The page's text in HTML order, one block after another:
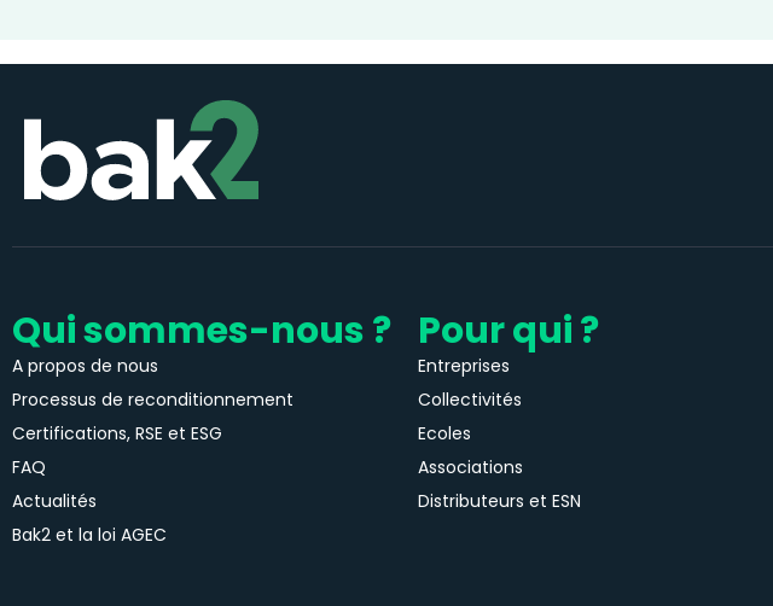
Qui sommes-nous ?
A propos de nous
Processus de reconditionnement
Certifications, RSE et ESG
FAQ
Actualités
Bak2 et la loi AGEC
Pour qui ?
Entreprises
Collectivités
Ecoles
Associations
Distributeurs et ESN